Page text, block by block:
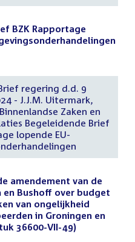
BZK Rapportage
regering d.d. 9
- J.J.M. Uitermark,
Zaken en
Begeleidende Brief
lopende EU-
amendement van de
en Bushoff over budget
van ongelijkheid
in Groningen en
36600-VII-49)